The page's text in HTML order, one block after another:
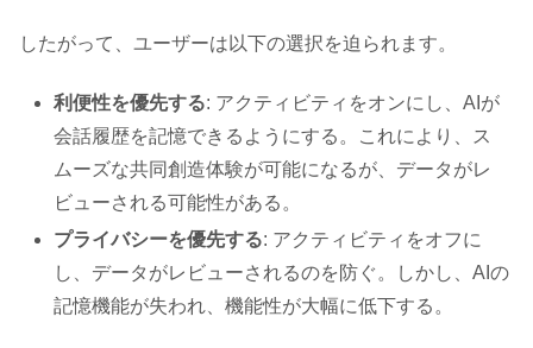
したがって、ユーザーは以下の選択を迫られます。
利便性を優先する: アクティビティをオンにし、AIが
会話履歴を記憶できるようにする。これにより、ス
ムーズな共同創造体験が可能になるが、データがレ
ビューされる可能性がある。
プライバシーを優先する: アクティビティをオフに
し、データがレビューされるのを防ぐ。しかし、AIの
記憶機能が失われ、機能性が大幅に低下する。